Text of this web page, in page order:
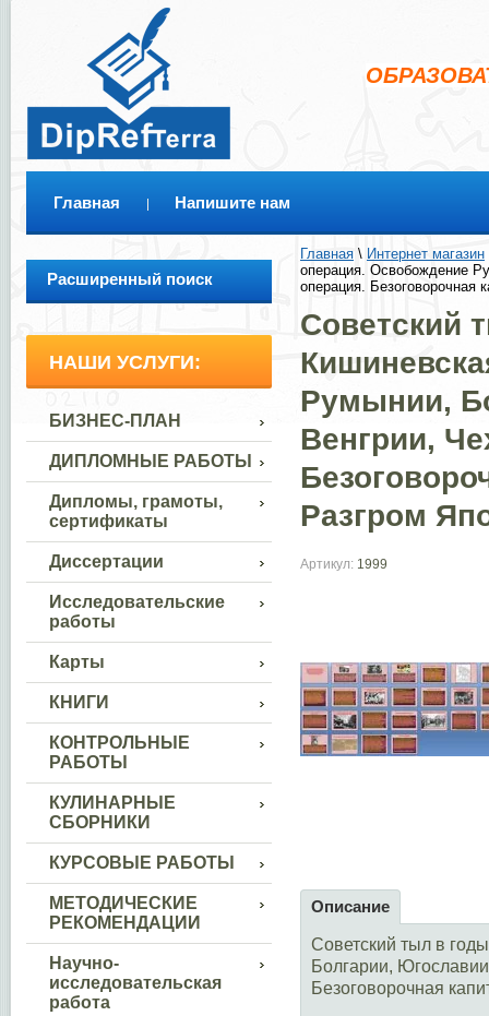
Главная Напишите нам
Расширенный поиск
НАШИ УСЛУГИ:
БИЗНЕС-ПЛАН
ДИПЛОМНЫЕ РАБОТЫ
Дипломы, грамоты,
сертификаты
Диссертации
Исследовательские
работы
Карты
КНИГИ
КОНТРОЛЬНЫЕ
РАБОТЫ
КУЛИНАРНЫЕ
СБОРНИКИ
КУРСОВЫЕ РАБОТЫ
МЕТОДИЧЕСКИЕ
РЕКОМЕНДАЦИИ
Научно-
исследовательская
работа
Главная \ Интернет магазин
операция. Освобождение
операция. Безоговорочная
Советский
Румынии,
Венгрии,
Разгром
Артикул: 1999
Описание
Советский тыл в
Болгарии,
Безоговорочная